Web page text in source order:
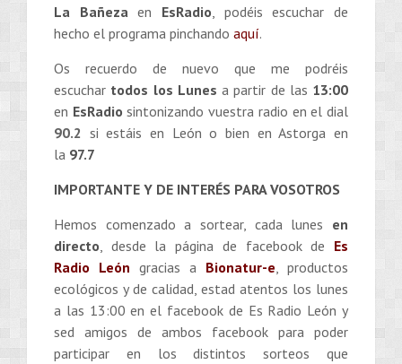
La Bañeza en EsRadio , podéis escuchar de
hecho el programa pinchando aquí.
Os recuerdo de nuevo que me podréis
escuchar todos los Lunes a partir de las 13:00
en EsRadio sintonizando vuestra radio en el dial
90.2 si estáis en León o bien en Astorga en
la 97.7
IMPORTANTE Y DE INTERÉS PARA VOSOTROS
Hemos comenzado a sortear, cada lunes en
directo , desde la página de facebook de Es
Radio León gracias a Bionatur-e , productos
ecológicos y de calidad, estad atentos los lunes
a las 13:00 en el facebook de Es Radio León y
sed amigos de ambos facebook para poder
participar en los distintos sorteos que